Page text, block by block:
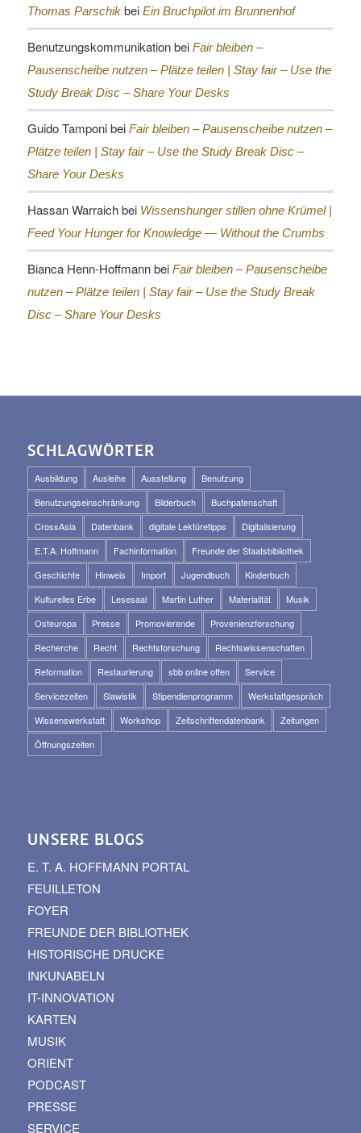
Thomas Parschikbei Ein Bruchpilot im Brunnenhof
Benutzungskommunikationbei Fair bleiben –
Pausenscheibe nutzen – Plätze teilen | Stay fair – Use the
Study Break Disc – Share Your Desks
Guido Tamponibei Fair bleiben – Pausenscheibe nutzen –
Plätze teilen | Stay fair – Use the Study Break Disc –
Share Your Desks
Hassan Warraichbei Wissenshunger stillen ohne Krümel |
Feed Your Hunger for Knowledge — Without the Crumbs
Bianca Henn-Hoffmannbei Fair bleiben – Pausenscheibe
nutzen – Plätze teilen | Stay fair – Use the Study Break
Disc – Share Your Desks
SCHLAGWÖRTER
Ausbildung Ausleihe Ausstellung
Benutzung
Benutzungseinschränkung
Bilderbuch
Buchpatenschaft
CrossAsia
Datenbank digitale Lektüretipps
Digitalisierung
E.T.A. Hoffmann
Fachinformation
Freunde der Staatsbibliothek
Geschichte
Hinweis Import Jugendbuch
Kinderbuch
Kulturelles Erbe
Lesesaal Martin Luther Materialität
Musik
Osteuropa
Presse Promovierende
Provenienzforschung
Recherche
Recht Rechtsforschung
Rechtswissenschaften
Reformation
Restaurierung sbb online offen
Service
Servicezeiten
Slawistik Stipendienprogramm
Werkstattgespräch
Wissenswerkstatt
Workshop Zeitschriftendatenbank
Zeitungen
Öffnungszeiten
UNSERE BLOGS
E. T. A. HOFFMANN PORTAL
FEUILLETON
FOYER
FREUNDE DER BIBLIOTHEK
HISTORISCHE DRUCKE
INKUNABELN
IT-INNOVATION
KARTEN
MUSIK
ORIENT
PODCAST
PRESSE
SERVICE